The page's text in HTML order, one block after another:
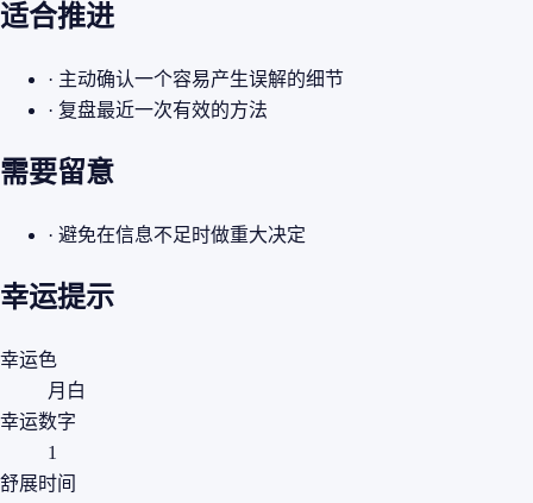
适合推进
· 主动确认一个容易产生误解的细节
· 复盘最近一次有效的方法
需要留意
· 避免在信息不足时做重大决定
幸运提示
幸运色
月白
幸运数字
1
舒展时间